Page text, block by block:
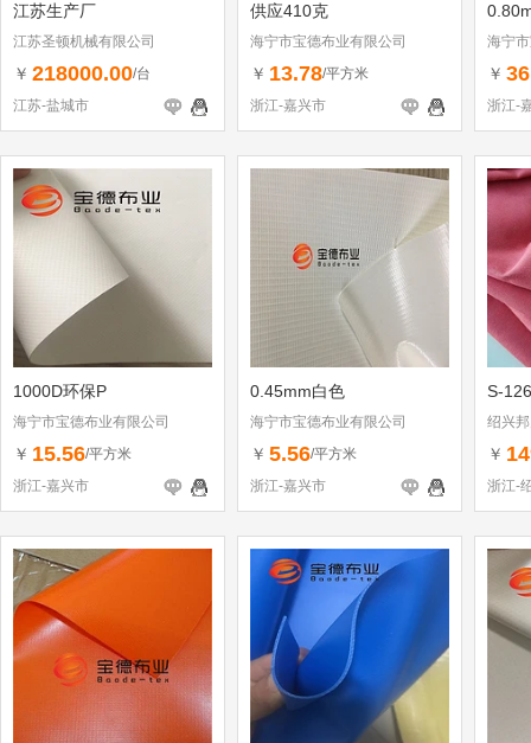
江苏生产厂
江苏圣顿机械有限公司
￥ 218000.00/台
江苏-盐城市
供应410克
海宁市宝德布业有限公司
￥ 13.78/平方米
浙江-嘉兴市
海宁
￥
浙江-
1000D环保P
海宁市宝德布业有限公司
￥ 15.56/平方米
浙江-嘉兴市
0.45mm白色
海宁市宝德布业有限公司
￥ 5.56/平方米
浙江-嘉兴市
S-
绍兴
￥
浙江-